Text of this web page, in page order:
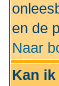
en de
Naar
Kan